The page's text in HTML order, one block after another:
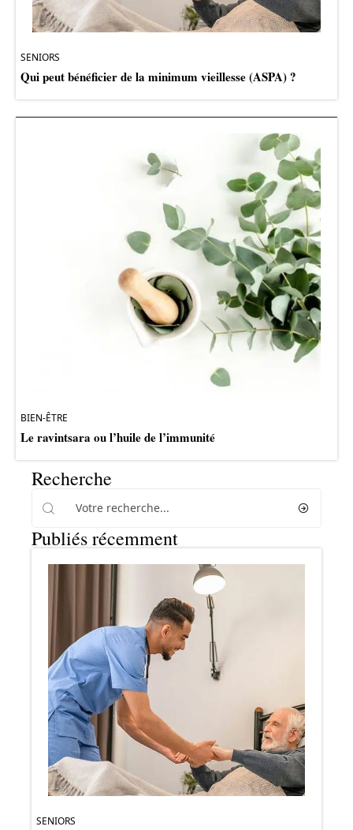
SENIORS
Qui peut bénéficier de la minimum vieillesse (ASPA) ?
BIEN-ÊTRE
Le ravintsara ou l’huile de l’immunité
Recherche
Publiés récemment
SENIORS